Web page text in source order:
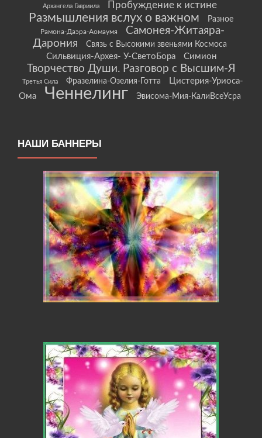
Архангела Гавриила
Пробуждение к истине
Размышления вслух о важном Разное
Рамона-Даэра-Аомаумя
Самонея-Житаяра-
Дарония
Связь с Высокими звеньями Космоса
Сильвиция-Архея- У-СветоБора Симион
Творчество Души. Разговор с Высшим-Я
Третья Сила Фразелина-Озелия-Готта
Цистерия-Уриоса-
Ома
Ченнелинг Эвисома-Мия-КалиВсеУсра
НАШИ БАННЕРЫ